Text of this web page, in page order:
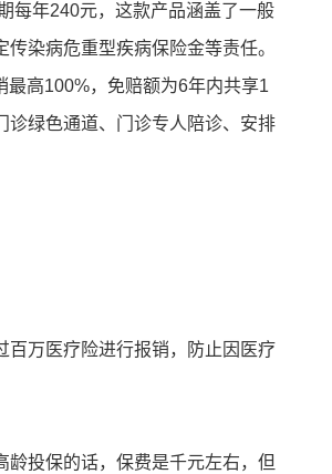
每年240元，这款产品涵盖了一般
染病危重型疾病保险金等责任。
高100%，免赔额为6年内共享1
诊绿色通道、门诊专人陪诊、安排
百万医疗险进行报销，防止因医疗
投保的话，保费是千元左右，但